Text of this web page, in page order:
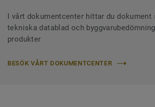
I vårt dokumentcenter hittar du dokument
tekniska datablad och
produkter
BESÖK VÅRT DOKUMENTCENTER